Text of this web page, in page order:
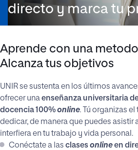
directo y marca tu
Aprende con una
Alcanza tus objetivos
UNIR se sustenta en los últimos
ofrecer unaenseñanza universitaria
docencia 100%online. Tú organizas
dedicar, de manera que puedes asistir
interfiera en tu trabajo y vida personal.
Conéctate a las clasesonlineen